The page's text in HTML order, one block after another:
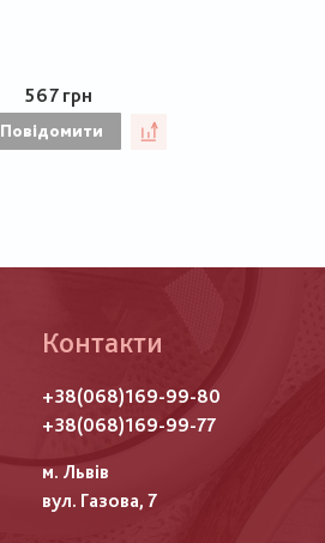
567 грн
Повідомити
Контакти
+38(068)169-99-80
+38(068)169-99-77
м. Львів
вул. Газова, 7